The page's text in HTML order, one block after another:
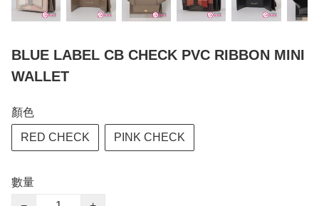
BLUE LABEL CB CHECK PVC RIBBON MINI
WALLET
顏色
RED CHECK PINK CHECK
數量